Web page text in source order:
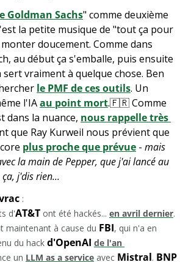
Goldman Sachs" comme deuxième
la petite musique de "tout ça pour
doucement. Comme dans
au début ça s'emballe, puis ensuite
sert vraiment à quelque chose. Ben
le PMF de ces outils. Un
l'IA au point mort.🇫🇷 Comme
dans la nuance, nous rappelle très
que Ray Kurweil nous prévient que
plus proche que prévue - mais
la main de Pepper, que j'ai lancé au
ça, j'dis rien...
:
d'AT&T ont été hackés... en avril dernier.
maintenant à cause du FBI, qui n'a en
du hack d'OpenAI de l'an
un LLM as a service avec Mistral. BNP